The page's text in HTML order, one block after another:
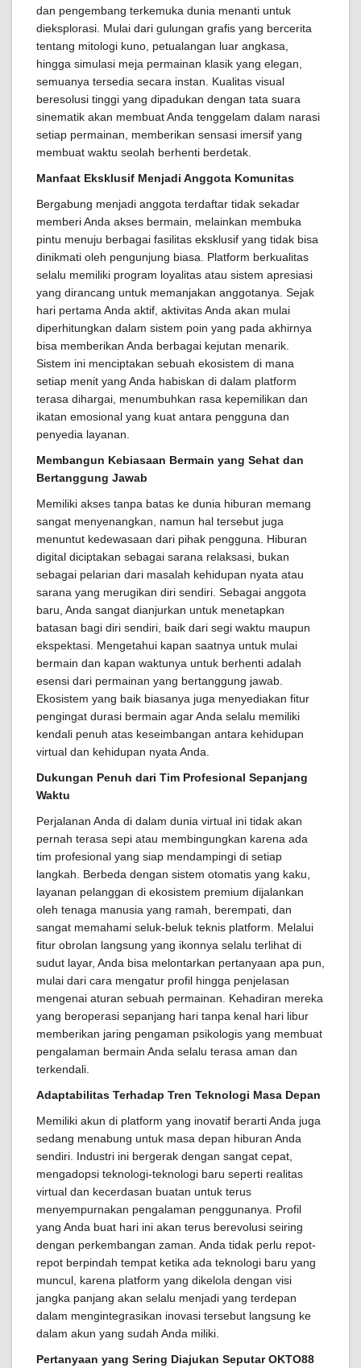
dan pengembang terkemuka dunia menanti untuk
dieksplorasi. Mulai dari gulungan grafis yang bercerita
tentang mitologi kuno, petualangan luar angkasa,
hingga simulasi meja permainan klasik yang elegan,
semuanya tersedia secara instan. Kualitas visual
beresolusi tinggi yang dipadukan dengan tata suara
sinematik akan membuat Anda tenggelam dalam narasi
setiap permainan, memberikan sensasi imersif yang
membuat waktu seolah berhenti berdetak.
Manfaat Eksklusif Menjadi Anggota Komunitas
Bergabung menjadi anggota terdaftar tidak sekadar
memberi Anda akses bermain, melainkan membuka
pintu menuju berbagai fasilitas eksklusif yang tidak bisa
dinikmati oleh pengunjung biasa. Platform berkualitas
selalu memiliki program loyalitas atau sistem apresiasi
yang dirancang untuk memanjakan anggotanya. Sejak
hari pertama Anda aktif, aktivitas Anda akan mulai
diperhitungkan dalam sistem poin yang pada akhirnya
bisa memberikan Anda berbagai kejutan menarik.
Sistem ini menciptakan sebuah ekosistem di mana
setiap menit yang Anda habiskan di dalam platform
terasa dihargai, menumbuhkan rasa kepemilikan dan
ikatan emosional yang kuat antara pengguna dan
penyedia layanan.
Membangun Kebiasaan Bermain yang Sehat dan
Bertanggung Jawab
Memiliki akses tanpa batas ke dunia hiburan memang
sangat menyenangkan, namun hal tersebut juga
menuntut kedewasaan dari pihak pengguna. Hiburan
digital diciptakan sebagai sarana relaksasi, bukan
sebagai pelarian dari masalah kehidupan nyata atau
sarana yang merugikan diri sendiri. Sebagai anggota
baru, Anda sangat dianjurkan untuk menetapkan
batasan bagi diri sendiri, baik dari segi waktu maupun
ekspektasi. Mengetahui kapan saatnya untuk mulai
bermain dan kapan waktunya untuk berhenti adalah
esensi dari permainan yang bertanggung jawab.
Ekosistem yang baik biasanya juga menyediakan fitur
pengingat durasi bermain agar Anda selalu memiliki
kendali penuh atas keseimbangan antara kehidupan
virtual dan kehidupan nyata Anda.
Dukungan Penuh dari Tim Profesional Sepanjang
Waktu
Perjalanan Anda di dalam dunia virtual ini tidak akan
pernah terasa sepi atau membingungkan karena ada
tim profesional yang siap mendampingi di setiap
langkah. Berbeda dengan sistem otomatis yang kaku,
layanan pelanggan di ekosistem premium dijalankan
oleh tenaga manusia yang ramah, berempati, dan
sangat memahami seluk-beluk teknis platform. Melalui
fitur obrolan langsung yang ikonnya selalu terlihat di
sudut layar, Anda bisa melontarkan pertanyaan apa pun,
mulai dari cara mengatur profil hingga penjelasan
mengenai aturan sebuah permainan. Kehadiran mereka
yang beroperasi sepanjang hari tanpa kenal hari libur
memberikan jaring pengaman psikologis yang membuat
pengalaman bermain Anda selalu terasa aman dan
terkendali.
Adaptabilitas Terhadap Tren Teknologi Masa Depan
Memiliki akun di platform yang inovatif berarti Anda juga
sedang menabung untuk masa depan hiburan Anda
sendiri. Industri ini bergerak dengan sangat cepat,
mengadopsi teknologi-teknologi baru seperti realitas
virtual dan kecerdasan buatan untuk terus
menyempurnakan pengalaman penggunanya. Profil
yang Anda buat hari ini akan terus berevolusi seiring
dengan perkembangan zaman. Anda tidak perlu repot-
repot berpindah tempat ketika ada teknologi baru yang
muncul, karena platform yang dikelola dengan visi
jangka panjang akan selalu menjadi yang terdepan
dalam mengintegrasikan inovasi tersebut langsung ke
dalam akun yang sudah Anda miliki.
Pertanyaan yang Sering Diajukan Seputar OKTO88